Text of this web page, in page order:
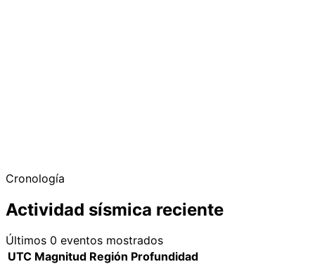
Cronología
Actividad sísmica reciente
Últimos 0 eventos mostrados
UTC Magnitud Región Profundidad